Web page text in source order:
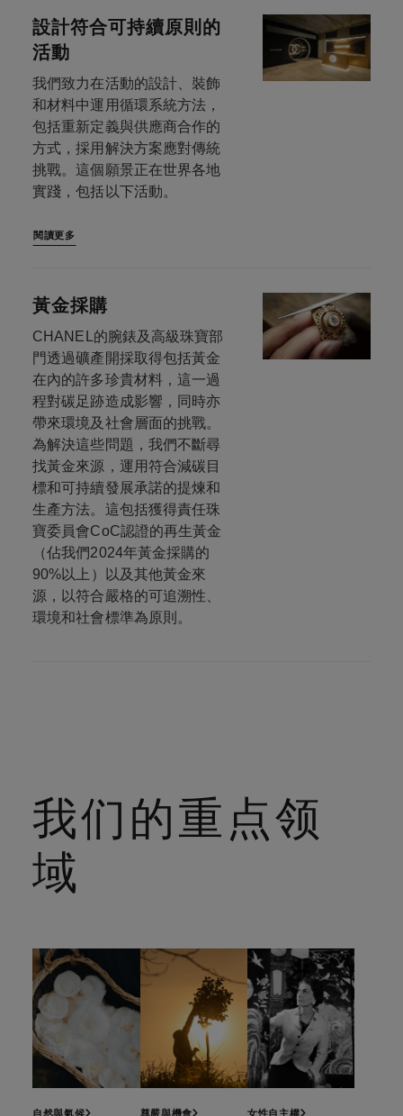
設計符合可持續原則的
活動
我們致力在活動的設計、裝飾
和材料中運用循環系統方法，
包括重新定義與供應商合作的
方式，採用解決方案應對傳統
挑戰。這個願景正在世界各地
實踐，包括以下活動。
閱讀更多
黃金採購
CHANEL的腕錶及高級珠寶部
門透過礦產開採取得包括黃金
在內的許多珍貴材料，這一過
程對碳足跡造成影響，同時亦
帶來環境及社會層面的挑戰。
為解決這些問題，我們不斷尋
找黃金來源，運用符合減碳目
標和可持續發展承諾的提煉和
生產方法。這包括獲得責任珠
寶委員會CoC認證的再生黃金
（佔我們2024年黃金採購的
90%以上）以及其他黃金來
源，以符合嚴格的可追溯性、
環境和社會標準為原則。
我们的重点领
域
自然與氣候 尊嚴與機會 女性自主權